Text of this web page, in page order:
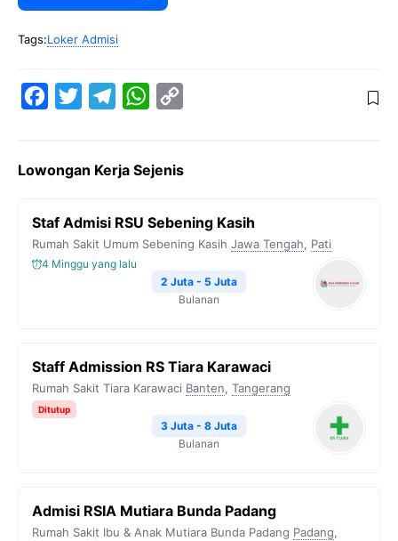
Tags:Loker Admisi
e
o
o
t
e
e
r
a
W
t
A
y
i
n
k
Lowongan Kerja Sejenis
Staf Admisi RSU Sebening Kasih
Rumah Sakit Umum Sebening Kasih Jawa Tengah, Pati
4 Minggu yang lalu
2 Juta - 5 Juta
Bulanan
Staff Admission RS Tiara Karawaci
Rumah Sakit Tiara Karawaci Banten, Tangerang
Ditutup
3 Juta - 8 Juta
Bulanan
Admisi RSIA Mutiara Bunda Padang
Rumah Sakit Ibu & Anak Mutiara Bunda Padang Padang,